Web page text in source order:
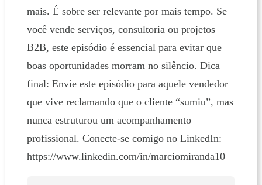
mais. É sobre ser relevante por mais tempo. Se
você vende serviços, consultoria ou projetos
B2B, este episódio é essencial para evitar que
boas oportunidades morram no silêncio. Dica
final: Envie este episódio para aquele vendedor
que vive reclamando que o cliente “sumiu”, mas
nunca estruturou um acompanhamento
profissional. Conecte-se comigo no LinkedIn:
https://www.linkedin.com/in/marciomiranda10